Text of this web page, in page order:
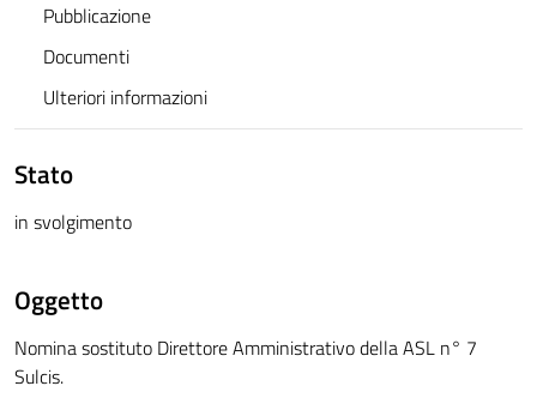
Pubblicazione
Documenti
Ulteriori informazioni
Stato
in svolgimento
Oggetto
Nomina sostituto Direttore Amministrativo della ASL n° 7
Sulcis.